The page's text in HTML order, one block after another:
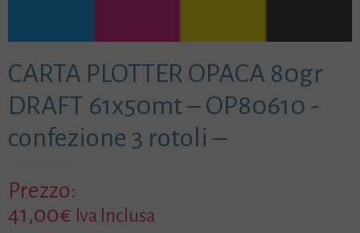
CARTA PLOTTER OPACA 80gr
DRAFT 61x50mt – OP80610 -
confezione 3 rotoli –
Prezzo:
41,00€ Iva Inclusa